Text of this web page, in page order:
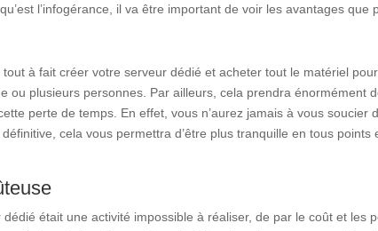
l’infogérance, il va être important de voir les avantages
à fait créer votre serveur dédié et acheter tout le matériel
ou plusieurs personnes. Par ailleurs, cela prendra énormément
perte de temps. En effet, vous n’aurez jamais à vous
cela vous permettra d’être plus tranquille en tous
était une activité impossible à réaliser, de par le coût et les